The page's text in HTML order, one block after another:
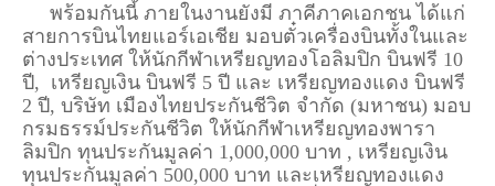
พร้อมกันนี้ ภายในงานยังมี ภาคีภาคเอกชน ได้แก่
สายการบินไทยแอร์เอเชีย มอบตั๋วเครื่องบินทั้งในและ
ต่างประเทศ ให้นักกีฬาเหรียญทองโอลิมปิก บินฟรี 10
ปี, เหรียญเงิน บินฟรี 5 ปี และ เหรียญทองแดง บินฟรี
2 ปี, บริษัท เมืองไทยประกันชีวิต จำกัด (มหาชน) มอบ
กรมธรรม์ประกันชีวิต ให้นักกีฬาเหรียญทองพารา
ลิมปิก ทุนประกันมูลค่า 1,000,000 บาท , เหรียญเงิน
ทุนประกันมูลค่า 500,000 บาท และเหรียญทองแดง